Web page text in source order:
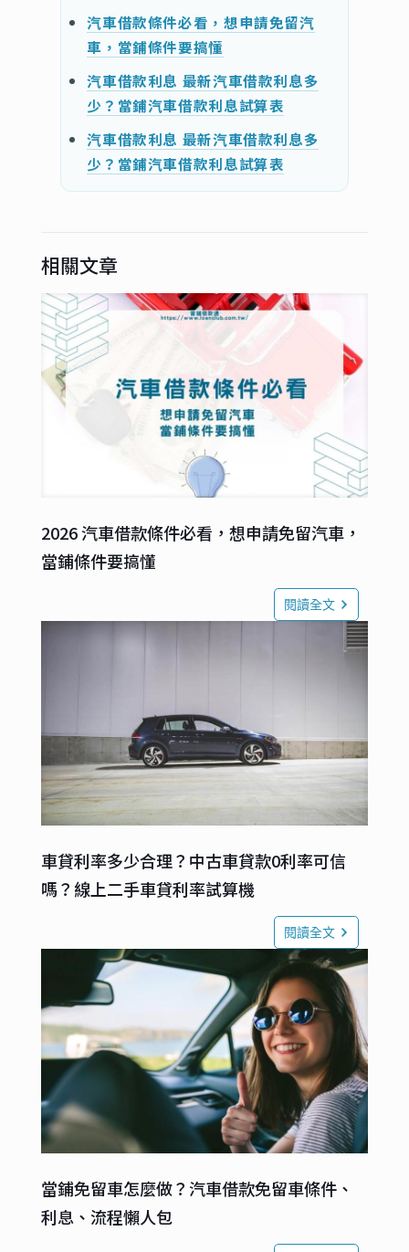
汽車借款條件必看，想申請免留汽
車，當鋪條件要搞懂
汽車借款利息 最新汽車借款利息多
少？當鋪汽車借款利息試算表
汽車借款利息 最新汽車借款利息多
少？當鋪汽車借款利息試算表
相關文章
2026 汽車借款條件必看，想申請免留汽車，
當鋪條件要搞懂
閱讀全文
車貸利率多少合理？中古車貸款0利率可信
嗎？線上二手車貸利率試算機
閱讀全文
當鋪免留車怎麼做？汽車借款免留車條件、
利息、流程懶人包